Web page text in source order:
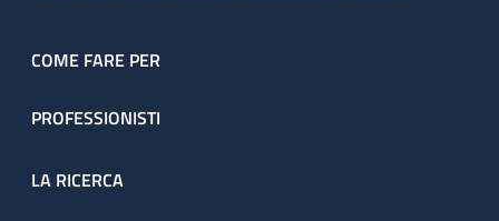
COME FARE PER
PROFESSIONISTI
LA RICERCA